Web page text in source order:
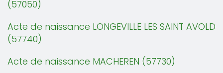
(57050)
Acte de naissance LONGEVILLE LES SAINT AVOLD
(57740)
Acte de naissance MACHEREN (57730)